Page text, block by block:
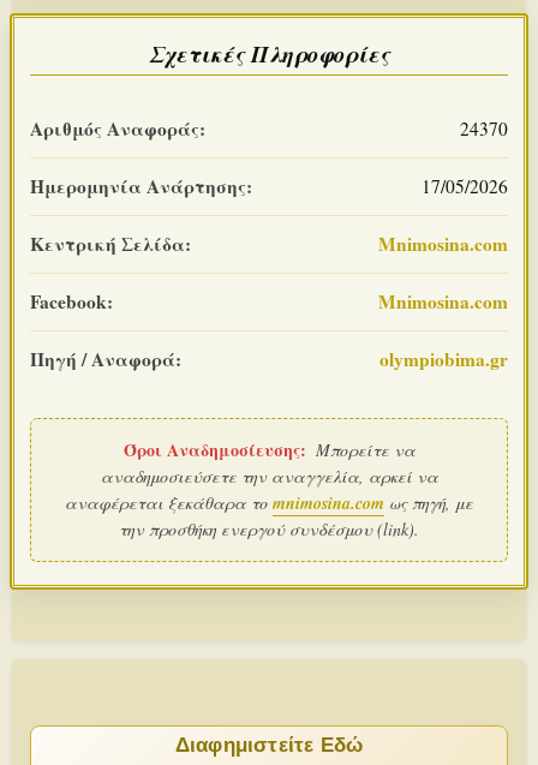
Σχετικές Πληροφορίες
Αριθμός Αναφοράς: 24370
Ημερομηνία Ανάρτησης: 17/05/2026
Κεντρική Σελίδα: Mnimosina.com
Facebook: Mnimosina.com
Πηγή / Αναφορά: olympiobima.gr
Όροι Αναδημοσίευσης: Μπορείτε να
αναδημοσιεύσετε την αναγγελία, αρκεί να
αναφέρεται ξεκάθαρα το mnimosina.com ως πηγή, με
την προσθήκη ενεργού συνδέσμου (link).
Διαφημιστείτε Εδώ